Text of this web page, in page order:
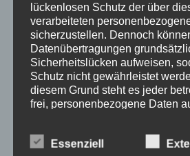
speichern.
Diese Website
um Spam zu reduzieren.
lückenlosen Schutz der über
verarbeiteten
sicherzustellen. Dennoch
Datenübertragungen
Sicherheitslücken aufweisen,
Schutz nicht gewährleistet
diesem Grund steht es jeder
frei, personenbezogene Daten
uns zu übermitteln.
Essenziell